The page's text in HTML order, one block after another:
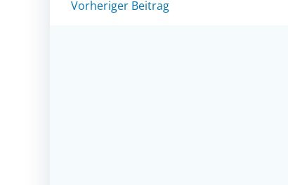
Post
Vorheriger Beitrag